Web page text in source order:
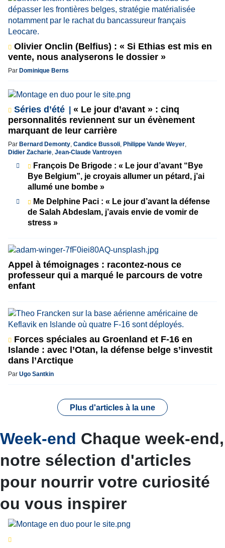
Olivier Onclin (Belfius) : « Si Ethias est mis en
vente, nous analyserons le dossier »
Par Dominique Berns
Séries d’été
« Le jour d’avant » : cinq
personnalités reviennent sur un évènement
marquant de leur carrière
Par Bernard Demonty, Candice Bussoli, Philippe Vande Weyer,
Didier Zacharie, Jean-Claude Vantroyen
François De Brigode : « Le jour d’avant “Bye
Bye Belgium”, je croyais allumer un pétard, j’ai
allumé une bombe »
Me Delphine Paci : « Le jour d’avant la défense
de Salah Abdeslam, j’avais envie de vomir de
stress »
Appel à témoignages : racontez-nous ce
professeur qui a marqué le parcours de votre
enfant
Forces spéciales au Groenland et F-16 en
Islande : avec l’Otan, la défense belge s’investit
dans l’Arctique
Par Ugo Santkin
Plus d'articles à la une
Week-end Chaque week-end,
notre sélection d'articles
pour nourrir votre curiosité
ou vous inspirer